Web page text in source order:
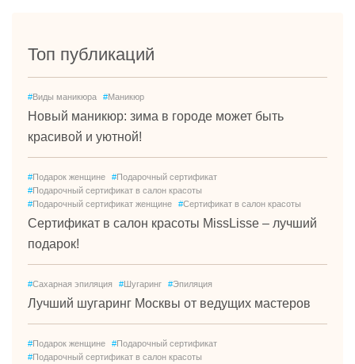
Топ публикаций
#Виды маникюра #Маникюр
Новый маникюр: зима в городе может быть
красивой и уютной!
#Подарок женщине #Подарочный сертификат
#Подарочный сертификат в салон красоты
#Подарочный сертификат женщине #Сертификат в салон красоты
Сертификат в салон красоты MissLisse – лучший
подарок!
#Сахарная эпиляция #Шугаринг #Эпиляция
Лучший шугаринг Москвы от ведущих мастеров
#Подарок женщине #Подарочный сертификат
#Подарочный сертификат в салон красоты